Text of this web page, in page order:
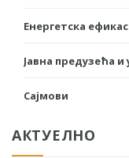
Енергетска
Јавна предузећа и
Сајмови
АКТУЕЛНО